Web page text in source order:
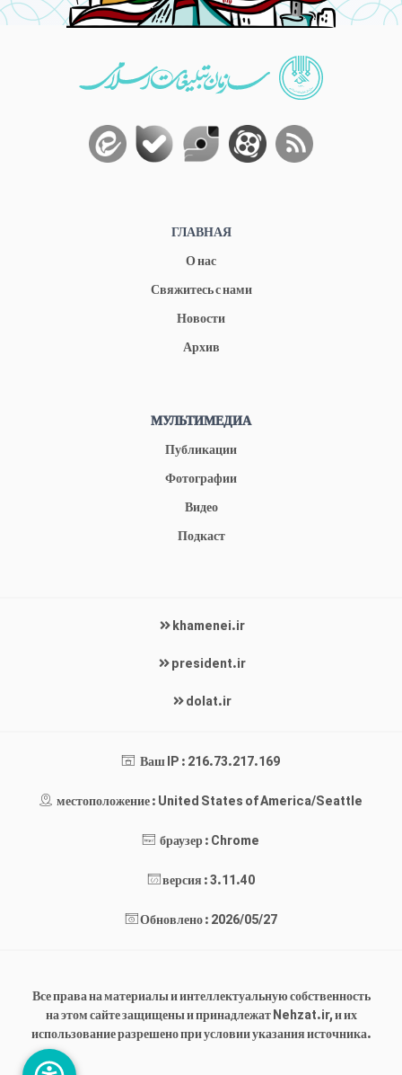
ГЛАВНАЯ
О нас
Свяжитесь с нами
Новости
Архив
МУЛЬТИМЕДИА
Публикации
Фотографии
Видео
Подкаст
khamenei.ir
president.ir
dolat.ir
Ваш IP : 216.73.217.169
местоположение : United States of America/Seattle
браузер : Chrome
версия : 3.11.40
Обновлено : 2026/05/27
Все права на материалы и интеллектуальную собственность
на этом сайте защищены и принадлежат Nehzat.ir, и их
использование разрешено при условии указания источника.